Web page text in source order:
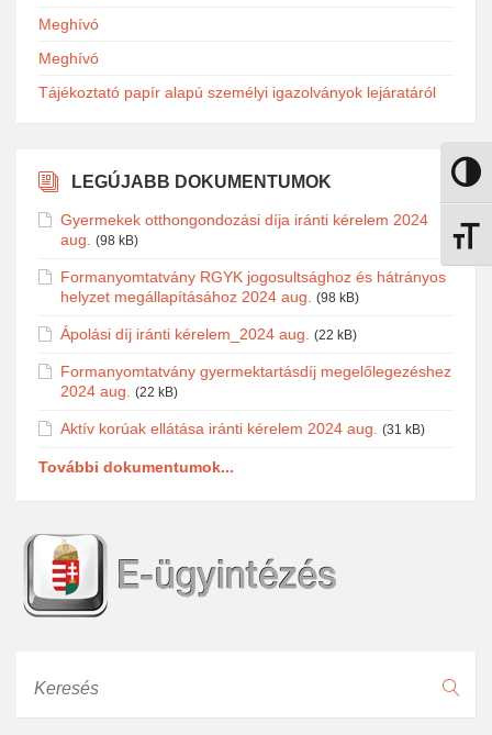
Nagy
Meghívó
Meghívó
Tájékoztató papír alapú személyi igazolványok lejáratáról
LEGÚJABB DOKUMENTUMOK
Gyermekek otthongondozási díja iránti kérelem 2024
aug.
(98 kB)
Formanyomtatvány RGYK jogosultsághoz és hátrányos
helyzet megállapításához 2024 aug.
(98 kB)
Ápolási díj iránti kérelem_2024 aug. (22 kB)
Formanyomtatvány gyermektartásdíj megelőlegezéshez
2024 aug.
(22 kB)
Aktív korúak ellátása iránti kérelem 2024 aug. (31 kB)
További dokumentumok...